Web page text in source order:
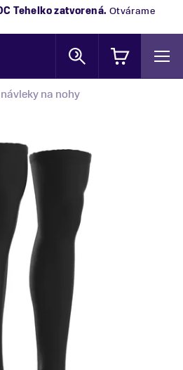
Tehelkozatvorená. Otvárame
na nohy